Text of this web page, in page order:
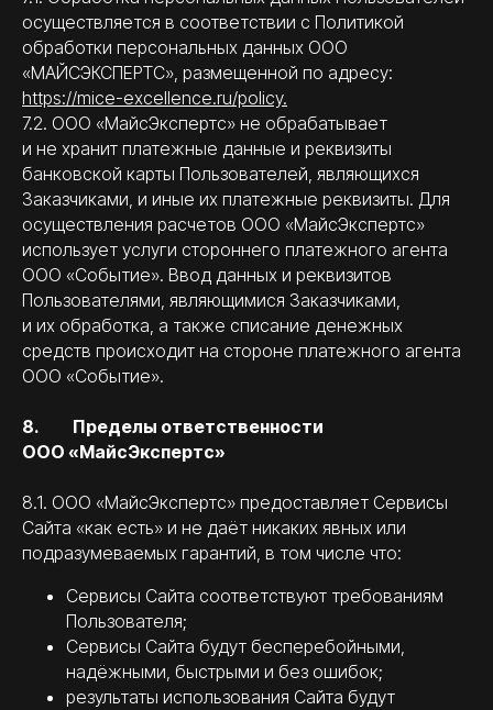
осуществляется в соответствии с Политикой
обработки персональных данных ООО
«МАЙСЭКСПЕРТС», размещенной по адресу:
https://mice-excellence.ru/policy.
7.2. ООО «МайсЭкспертс» не обрабатывает
и не хранит платежные данные и реквизиты
банковской карты Пользователей, являющихся
Заказчиками, и иные их платежные реквизиты. Для
осуществления расчетов ООО «МайсЭкспертс»
использует услуги стороннего платежного агента
ООО «Событие». Ввод данных и реквизитов
Пользователями, являющимися Заказчиками,
и их обработка, а также списание денежных
средств происходит на стороне платежного агента
ООО «Событие».
8. Пределы ответственности
ООО «МайсЭкспертс»
8.1. ООО «МайсЭкспертс» предоставляет Сервисы
Сайта «как есть» и не даёт никаких явных или
подразумеваемых гарантий, в том числе что:
Сервисы Сайта соответствуют требованиям
Пользователя;
Сервисы Сайта будут бесперебойными,
надёжными, быстрыми и без ошибок;
результаты использования Сайта будут